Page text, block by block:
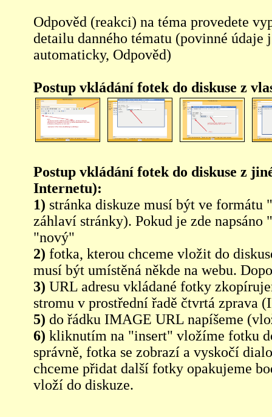
Odpověd (reakci) na téma provedete
detailu danného tématu (povinné údaje
automaticky, Odpověd)
Postup vkládání fotek do diskuse z
Postup vkládání fotek do diskuse z
Internetu):
1) stránka diskuze musí být ve
záhlaví stránky). Pokud je zde
"nový"
2) fotka, kterou chceme vložit do
musí být umístěná někde na webu.
3) URL adresu vkládané fotky
stromu v prostřední řadě čtvrtá zprava
5) do řádku IMAGE URL napíšeme
6) kliknutím na "insert" vložíme fotku
správně, fotka se zobrazí a vyskočí
chceme přidat další fotky opakujeme
vloží do diskuze.